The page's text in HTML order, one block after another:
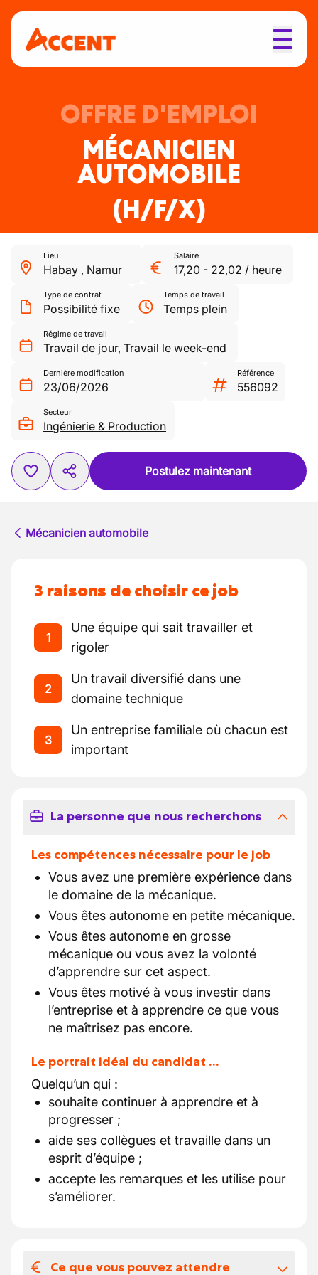
OFFRE D'EMPLOI
MÉCANICIEN
AUTOMOBILE
(H/F/X)
Lieu
Habay , Namur
Salaire
17,20 - 22,02 / heure
Type de contrat
Possibilité fixe
Temps de travail
Temps plein
Régime de travail
Travail de jour, Travail le week-end
Dernière modification
23/06/2026
Référence
556092
Secteur
Ingénierie & Production
Postulez maintenant
Mécanicien automobile
3 raisons de choisir ce job
1
Une équipe qui sait travailler et
rigoler
2
Un travail diversifié dans une
domaine technique
3
Un entreprise familiale où chacun est
important
La personne que nous recherchons
Les compétences nécessaire pour le job
Vous avez une première expérience dans
le domaine de la mécanique.
Vous êtes autonome en petite mécanique.
Vous êtes autonome en grosse
mécanique ou vous avez la volonté
d’apprendre sur cet aspect.
Vous êtes motivé à vous investir dans
l’entreprise et à apprendre ce que vous
ne maîtrisez pas encore.
Le portrait idéal du candidat …
Quelqu’un qui :
souhaite continuer à apprendre et à
progresser ;
aide ses collègues et travaille dans un
esprit d’équipe ;
accepte les remarques et les utilise pour
s’améliorer.
Ce que vous pouvez attendre